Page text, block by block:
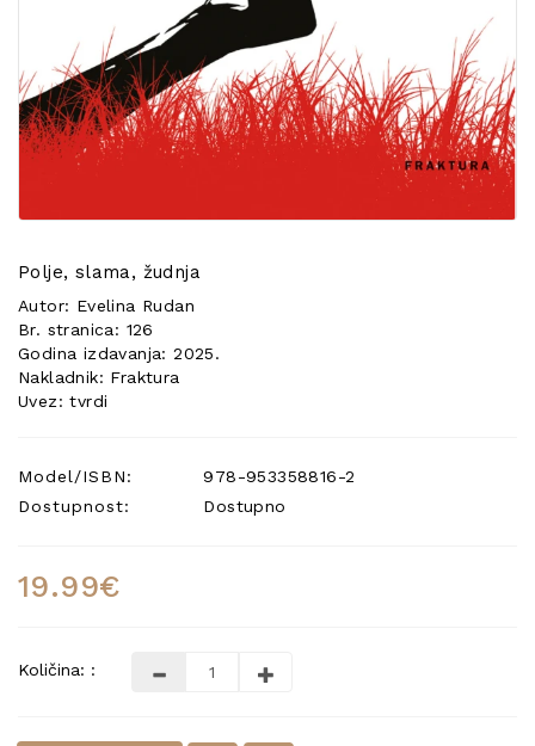
POSEBNA
PONUDA
Polje, slama, žudnja
Autor: Evelina Rudan
Br. stranica: 126
Godina izdavanja: 2025.
Nakladnik: Fraktura
Uvez: tvrdi
Model/ISBN:
978-953358816-2
Dostupnost:
Dostupno
19.99€
Količina: :